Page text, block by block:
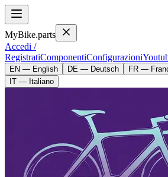
MyBike.parts
Accedi /
RegistratiComponentiConfigurazioni
EN — English DE — Deutsch FR —
IT — Italiano